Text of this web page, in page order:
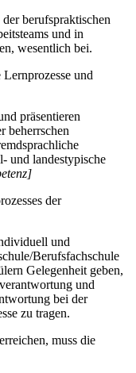
berufspraktischen
und in
wesentlich bei.
und
präsentieren
beherrschen
und landestypische
der
und
Berufsfachschule
Gelegenheit geben,
und
bei der
zu tragen.
muss die